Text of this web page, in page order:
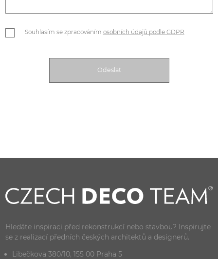
Souhlasím se zpracováním osobních údajů podle GDPR
Hledáte inspiraci před rekonstrukcí nebo stavbou? Inspirujte
se z realizací předních českých architektů a designerů.
Libečkova 380/10, 155 00 Praha 5